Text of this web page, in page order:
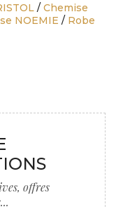
/ Chemise
NOEMIE / Robe
offres